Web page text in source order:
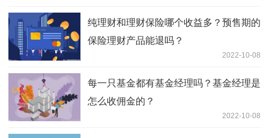
纯理财和理财保险哪个收益多？预售期的
保险理财产品能退吗？
2022-10-08
每一只基金都有基金经理吗？基金经理是
怎么收佣金的？
2022-10-08